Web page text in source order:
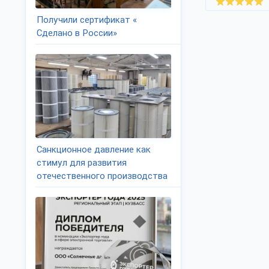
Получили сертификат «
Сделано в России»
Санкционное давление как
стимул для развития
отечественного производства